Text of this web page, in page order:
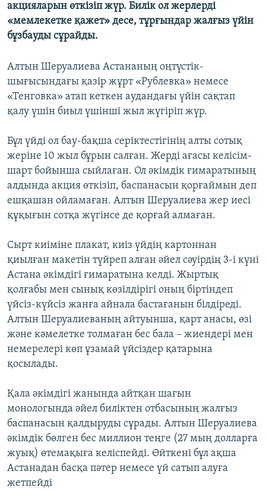
акцияларын өткізіп жүр. Билік ол жерлерді
«мемлекетке қажет» десе, тұрғындар жалғыз үйін
бұзбауды сұрайды.
Алтын Шеруалиева Астананың оңтүстік-
шығысындағы қазір жұрт «Рублевка» немесе
«Тенговка» атап кеткен аудандағы үйін сақтап
қалу үшін биыл үшінші жыл жүгіріп жүр.
Бұл үйді ол бау-бақша серіктестігінің алты сотық
жеріне 10 жыл бұрын салған. Жерді ағасы келісім-
шарт бойынша сыйлаған. Ол әкімдік ғимаратының
алдында акция өткізіп, баспанасын қорғаймын деп
ешқашан ойламаған. Алтын Шеруалиева жер иесі
құқығын сотқа жүгінсе де қорғай алмаған.
Сырт киіміне плакат, киіз үйдің картоннан
қиылған макетін түйреп алған әйел сәуірдің 3-і күні
Астана әкімдігі ғимаратына келді. Жыртық
қолғабы мен сынық көзілдірігі оның біртіндеп
үйсіз-күйсіз жанға айнала бастағанын білдіреді.
Алтын Шеруалиеваның айтуынша, қарт анасы, өзі
және кәмелетке толмаған бес бала – жиендері мен
немерелері көп ұзамай үйсіздер қатарына
қосылады.
Қала әкімдігі жанында айтқан шағын
монологында әйел биліктен отбасының жалғыз
баспанасын қалдыруды сұрады. Алтын Шеруалиева
әкімдік бөлген бес миллион теңге (27 мың долларға
жуық) өтемақыға келіспейді. Өйткені бұл ақша
Астанадан басқа пәтер немесе үй сатып алуға
жетпейді